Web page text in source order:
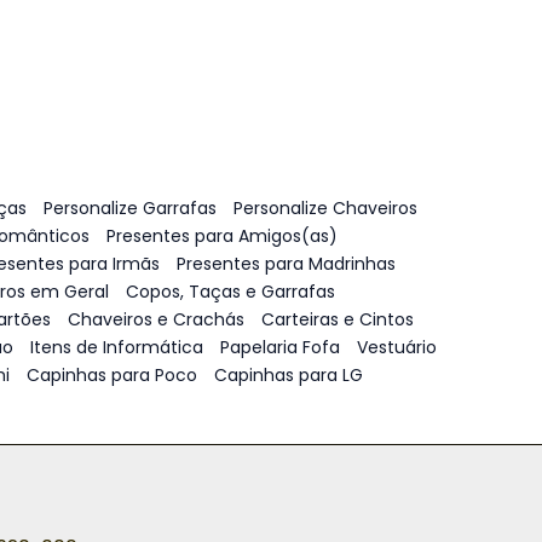
Personalize Garrafas
Personalize Chaveiros
Presentes para Amigos(as)
para Irmãs
Presentes para Madrinhas
em Geral
Copos, Taças e Garrafas
Chaveiros e Crachás
Carteiras e Cintos
Itens de Informática Papelaria Fofa
Vestuário
Capinhas para Poco Capinhas para LG